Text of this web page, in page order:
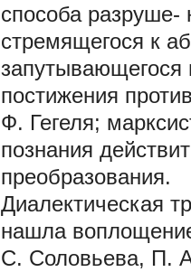
способа разруше-
стремящегося к
запутывающегося
постижения
Ф. Гегеля;
познания
преобразования.
Диалектическая
нашла
С. Соловьева, П.